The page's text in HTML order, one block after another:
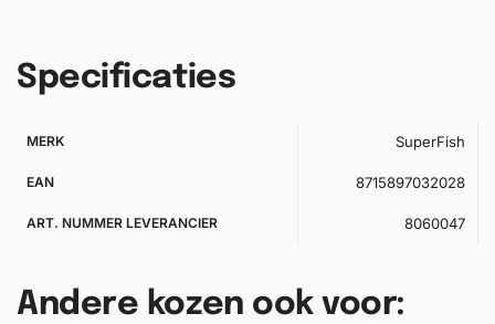
Specificaties
MERK SuperFish
EAN 8715897032028
ART. NUMMER LEVERANCIER 8060047
Andere kozen ook voor: